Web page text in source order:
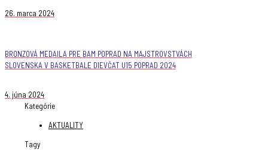
26. marca 2024
BRONZOVÁ MEDAILA PRE BAM POPRAD NA MAJSTROVSTVÁCH
SLOVENSKA V BASKETBALE DIEVČAT U15 POPRAD 2024
4. júna 2024
Kategórie
AKTUALITY
Tagy